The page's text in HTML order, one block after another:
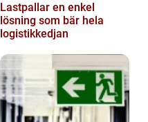
Lastpallar en enkel
lösning som bär hela
logistikkedjan